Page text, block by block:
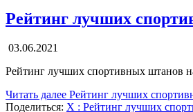
Рейтинг лучших
03.06.2021
Рейтинг лучших спортивных штанов
Читать далее Рейтинг лучших
Поделиться: X : Рейтинг лучших